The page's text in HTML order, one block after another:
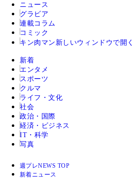
ニュース
グラビア
連載コラム
コミック
キン肉マン 新しいウィンドウで開く
新着
エンタメ
スポーツ
クルマ
ライフ・文化
社会
政治・国際
経済・ビジネス
IT・科学
写真
週プレNEWS TOP
新着ニュース